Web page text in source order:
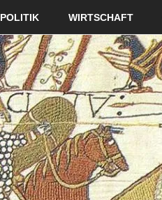
POLITIK WIRTSCHAFT